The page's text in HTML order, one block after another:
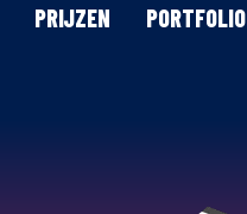
PRIJZEN PORTFOLIO